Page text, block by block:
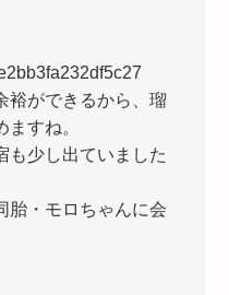
裕ができるから、瑠
すね。
も少し出ていました
胎・モロちゃんに会